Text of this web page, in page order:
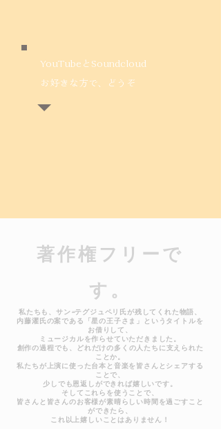
YouTubeとSoundcloud
​お好きな方で、どうぞ
​著作権フリーで
す。
私たちも、サン=テグジュペリ氏が残してくれた物語、
内藤濯氏の案である「星の王子さま」というタイトルを
お借りして、
ミュージカルを作らせていただきました。
創作の過程でも、どれだけの多くの人たちに支えられた
ことか。
私たちが上演に使った台本と音楽を皆さんとシェアする
ことで、
少しでも恩返しができれば嬉しいです。
そしてこれらを使うことで、
皆さんと皆さんのお客様が素晴らしい時間を過ごすこと
ができたら、
これ以上嬉しいことはありません！